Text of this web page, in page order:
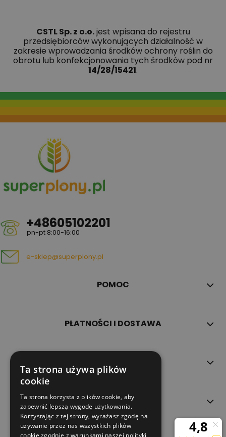
CSTL Sp. z o.o.jest wpisana do rejestru
przedsiębiorców wykonujących działalność w
zakresie wprowadzania środków ochrony roślin do
obrotu lub konfekcjonowania tych środków pod nr
14/28/15421.
+48605102201
pn-pt 8:00-16:00
e-sklep@superplony.pl
POMOC
PŁATNOŚCI I DOSTAWA
O NAS
Ta strona używa plików
cookie
Ta strona korzysta z plików cookie, aby
zapewnić lepszą wygodę użytkowania.
Korzystając z tej strony, wyrażasz zgodę na
używanie przez nas wszystkich plików
cookie zgodnie z warunkami naszej polityki